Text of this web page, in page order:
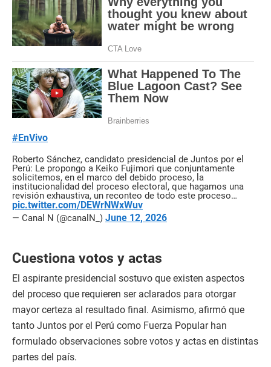
#EnVivo
Roberto Sánchez, candidato presidencial de Juntos por el
Perú: Le propongo a Keiko Fujimori que conjuntamente
solicitemos, en el marco del debido proceso, la
institucionalidad del proceso electoral, que hagamos una
revisión exhaustiva, un reconteo de todo este proceso…
pic.twitter.com/DEWrNWxWuv
— Canal N (@canalN_) June 12, 2026
Cuestiona votos y actas
El aspirante presidencial sostuvo que existen aspectos
del proceso que requieren ser aclarados para otorgar
mayor certeza al resultado final. Asimismo, afirmó que
tanto Juntos por el Perú como Fuerza Popular han
formulado observaciones sobre votos y actas en distintas
partes del país.